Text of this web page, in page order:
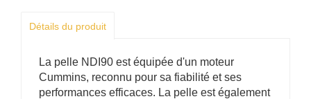
Détails du produit
La pelle NDI90 est équipée d'un moteur
Cummins, reconnu pour sa fiabilité et ses
performances efficaces. La pelle est également